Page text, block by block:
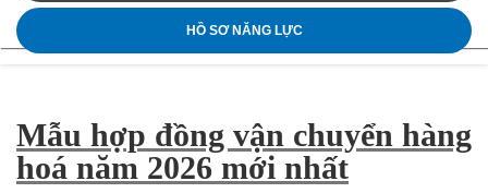
HỒ SƠ NĂNG LỰC
Mẫu hợp đồng vận chuyển hàng
hoá năm 2026 mới nhất